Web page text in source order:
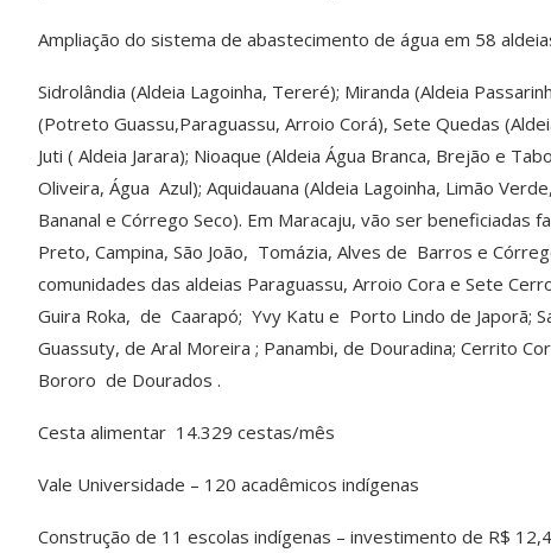
Ampliação do sistema de abastecimento de água em 58
Sidrolândia (Aldeia Lagoinha, Tereré); Miranda (Aldeia
(Potreto Guassu,Paraguassu, Arroio Corá), Sete Quedas
Juti ( Aldeia Jarara); Nioaque (Aldeia Água Branca, Brejão e
Oliveira, Água Azul); Aquidauana (Aldeia Lagoinha, Limão
Bananal e Córrego Seco). Em Maracaju, vão ser
Preto, Campina, São João, Tomázia, Alves de Barros e
comunidades das aldeias Paraguassu, Arroio Cora e Sete
Guira Roka, de Caarapó; Yvy Katu e Porto Lindo de Japorã;
Guassuty, de Aral Moreira ; Panambi, de Douradina; Cerrito
Bororo de Dourados .
Cesta alimentar 14.329 cestas/mês
Vale Universidade – 120 acadêmicos indígenas
Construção de 11 escolas indígenas – investimento de R$